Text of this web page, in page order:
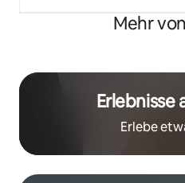
Mehr
Erlebnisse
Erlebe